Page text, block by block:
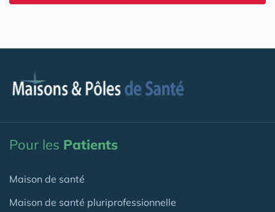
Pour les Patients
Maison de santé
Maison de santé pluriprofessionnelle